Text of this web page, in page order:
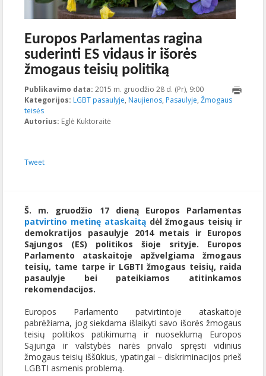
Europos Parlamentas ragina
suderinti ES vidaus ir išorės
žmogaus teisių politiką
Publikavimo data: 2015 m. gruodžio 28 d. (Pr), 9:00 2023-10-
Kategorijos: LGBT pasaulyje, Naujienos, Pasaulyje, Žmogaus
teisės
Autorius: Eglė Kuktoraitė
Tweet
Š. m. gruodžio 17 dieną Europos Parlamentas
patvirtino metinę ataskaitądėl žmogaus teisių ir
demokratijos pasaulyje 2014 metais ir Europos
Sąjungos (ES) politikos šioje srityje. Europos
Parlamento ataskaitoje apžvelgiama žmogaus
teisių, tame tarpe ir LGBTI žmogaus teisių, raida
pasaulyje bei pateikiamos atitinkamos
rekomendacijos.
Europos Parlamento patvirtintoje ataskaitoje
pabrėžiama, jog siekdama išlaikyti savo išorės žmogaus
teisių politikos patikimumą ir nuoseklumą Europos
Sąjunga ir valstybės narės privalo spręsti vidinius
žmogaus teisių iššūkius, ypatingai – diskriminacijos prieš
LGBTI asmenis problemą.